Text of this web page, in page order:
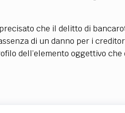
che il delitto di
di un danno per i
dell’elemento oggettivo